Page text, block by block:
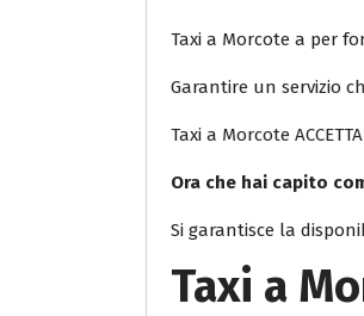
Taxi a Morcote a per
Garantire un servizio
Taxi a Morcote ACCETTA
Ora che hai capito
Si garantisce la
Taxi a